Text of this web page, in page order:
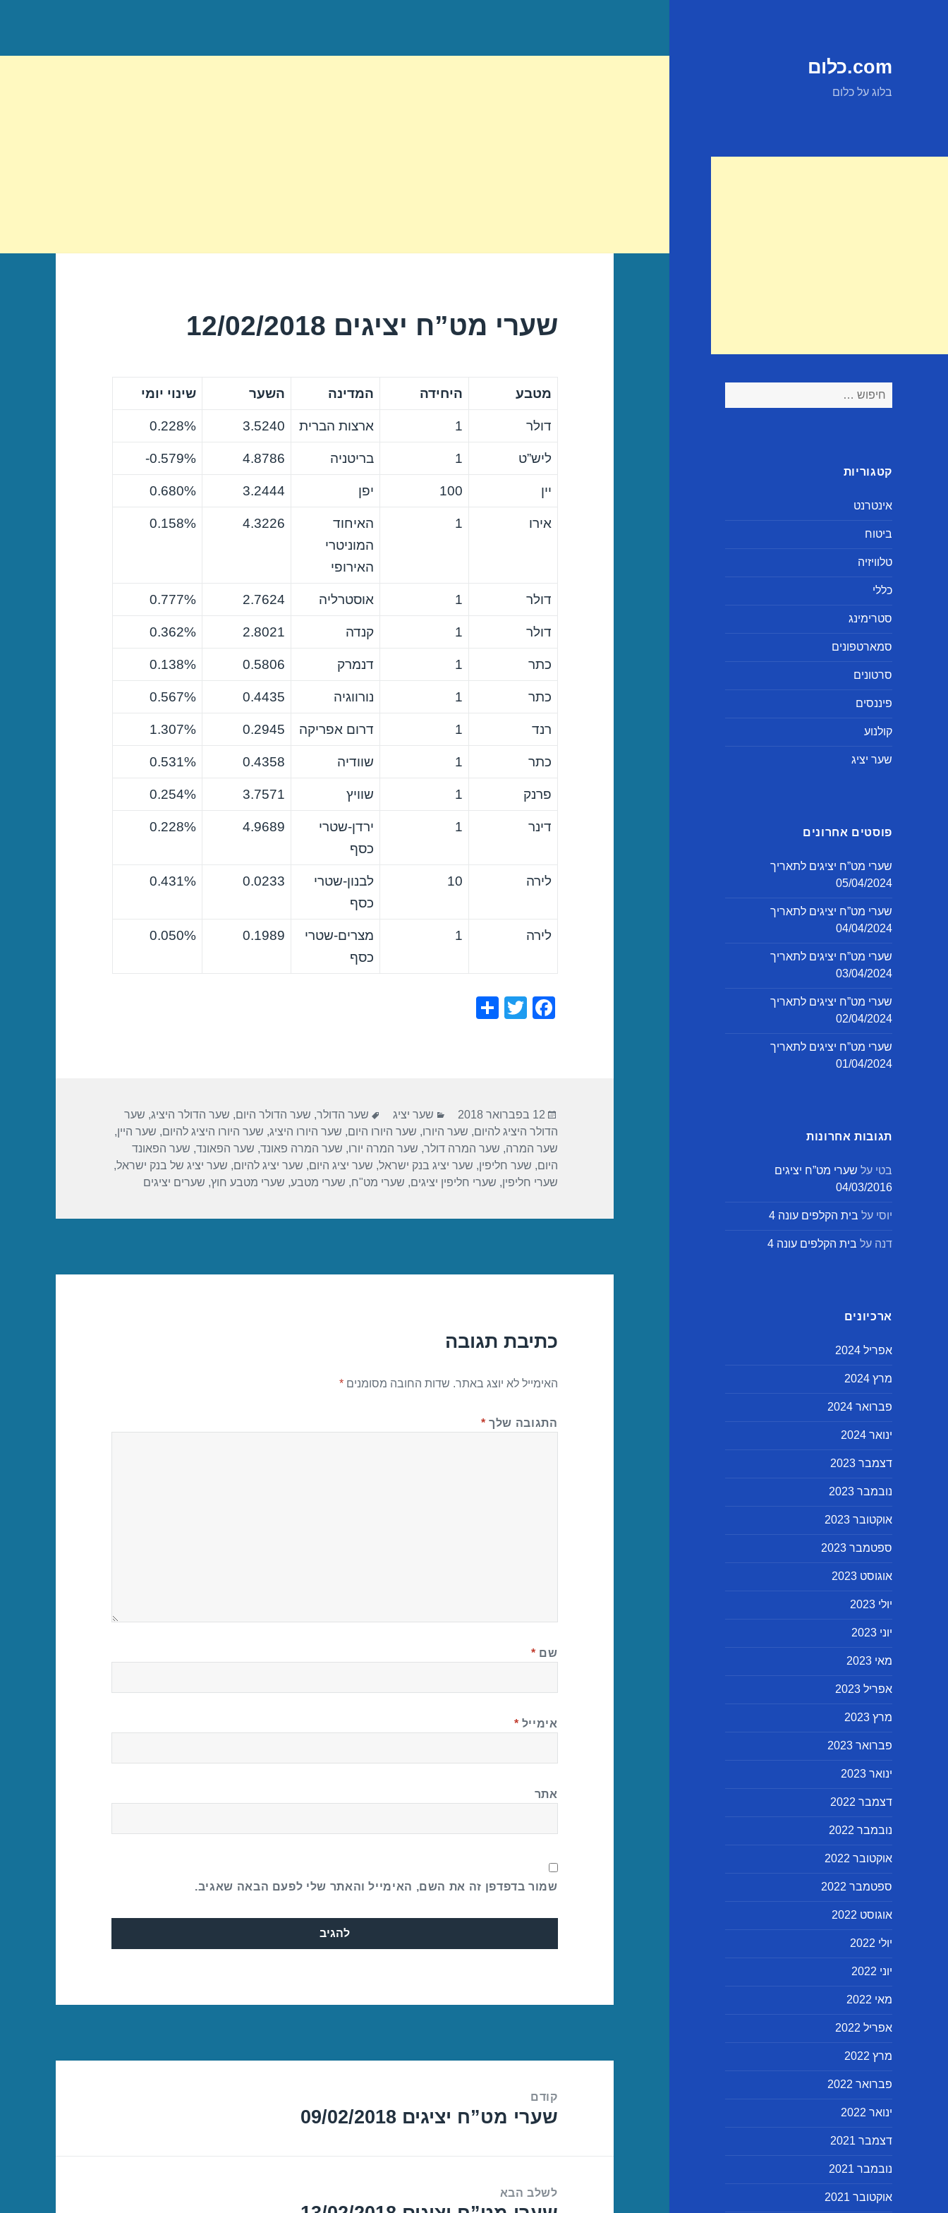
com.כלום
בלוג על כלום
חיפוש:
קטגוריות
אינטרנט
ביטוח
טלוויזיה
כללי
סטרימינג
סמארטפונים
סרטונים
פיננסים
קולנוע
שער יציג
פוסטים אחרונים
שערי מט”ח יציגים לתאריך
05/04/2024
שערי מט”ח יציגים לתאריך
04/04/2024
שערי מט”ח יציגים לתאריך
03/04/2024
שערי מט”ח יציגים לתאריך
02/04/2024
שערי מט”ח יציגים לתאריך
01/04/2024
תגובות אחרונות
בטי על שערי מט”ח יציגים
04/03/2016
יוסי על בית הקלפים עונה 4
דנה על בית הקלפים עונה 4
ארכיונים
אפריל 2024
מרץ 2024
פברואר 2024
ינואר 2024
דצמבר 2023
נובמבר 2023
אוקטובר 2023
ספטמבר 2023
אוגוסט 2023
יולי 2023
יוני 2023
מאי 2023
אפריל 2023
מרץ 2023
פברואר 2023
ינואר 2023
דצמבר 2022
נובמבר 2022
אוקטובר 2022
ספטמבר 2022
אוגוסט 2022
יולי 2022
יוני 2022
מאי 2022
אפריל 2022
מרץ 2022
פברואר 2022
ינואר 2022
דצמבר 2021
נובמבר 2021
אוקטובר 2021
שערי מט”ח יציגים 12/02/2018
מטבע היחידה המדינה השער שינוי יומי
דולר 1 ארצות הברית 3.5240
0.228%
ליש”ט 1 בריטניה 4.8786
0.579%-
יין 100 יפן 3.2444
0.680%
אירו 1
האיחוד
המוניטרי
האירופי
4.3226
0.158%
דולר 1 אוסטרליה 2.7624
0.777%
דולר 1 קנדה 2.8021
0.362%
כתר 1 דנמרק 0.5806
0.138%
כתר 1 נורווגיה 0.4435
0.567%
רנד 1 דרום אפריקה 0.2945
1.307%
כתר 1 שוודיה 0.4358
0.531%
פרנק 1 שוויץ 3.7571
0.254%
דינר 1
ירדן-שטרי
כסף
4.9689
0.228%
לירה 10
לבנון-שטרי
כסף
0.0233
0.431%
לירה 1
מצרים-שטרי
כסף
0.1989
0.050%
F
o
o
k
T
פורסם
בתאריך
12 בפברואר 2018 קטגוריות
שער יציג תגיות
שער הדולר, שער הדולר היום, שער הדולר היציג, שער
הדולר היציג להיום, שער היורו, שער היורו היום, שער היורו היציג, שער היורו היציג להיום, שער היין,
שער המרה, שער המרה דולר, שער המרה יורו, שער המרה פאונד, שער הפאונד, שער הפאונד
היום, שער חליפין, שער יציג בנק ישראל, שער יציג היום, שער יציג להיום, שער יציג של בנק ישראל,
שערי חליפין, שערי חליפין יציגים, שערי מט"ח, שערי מטבע, שערי מטבע חוץ, שערים יציגים
כתיבת תגובה
האימייל לא יוצג באתר. שדות החובה מסומנים*
התגובה שלך *
שם *
אימייל *
אתר
שמור בדפדפן זה את השם, האימייל והאתר שלי לפעם הבאה שאגיב.
קודם
הפוסט
שערי מט”ח יציגים 09/02/2018
לשלב הבא